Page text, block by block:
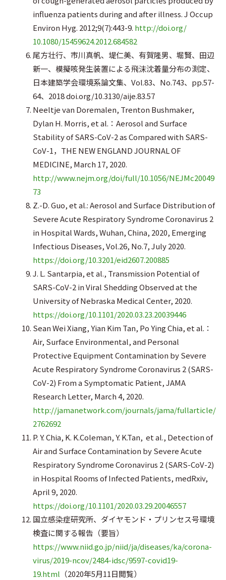
influenza patients during and after illness. J Occup
Environ Hyg. 2012;9(7):443-9. http://doi.org/
10.1080/15459624.2012.684582
尾方壮行、市川真帆、堤仁美、有賀隆男、堀賢、田辺
新一、模擬咳発生装置による飛沫沈着量分布の測定、
日本建築学会環境系論文集、Vol.83、No.743、pp.57-
64、2018 doi.org/10.3130/aije.83.57
Neeltje van Doremalen, Trenton Bushmaker,
Dylan H. Morris, et al.：Aerosol and Surface
Stability of SARS-CoV-2 as Compared with SARS-
CoV-1，THE NEW ENGLAND JOURNAL OF
MEDICINE, March 17, 2020.
http://www.nejm.org/doi/full/10.1056/NEJMc20049
73
Z.-D. Guo, et al.: Aerosol and Surface Distribution of
Severe Acute Respiratory Syndrome Coronavirus 2
in Hospital Wards, Wuhan, China, 2020, Emerging
Infectious Diseases, Vol.26, No.7, July 2020.
https://doi.org/10.3201/eid2607.200885
J. L. Santarpia, et al., Transmission Potential of
SARS-CoV-2 in Viral Shedding Observed at the
University of Nebraska Medical Center, 2020.
https://doi.org/10.1101/2020.03.23.20039446
Sean Wei Xiang, Yian Kim Tan, Po Ying Chia, et al.：
Air, Surface Environmental, and Personal
Protective Equipment Contamination by Severe
Acute Respiratory Syndrome Coronavirus 2 (SARS-
CoV-2) From a Symptomatic Patient, JAMA
Research Letter, March 4, 2020.
http://jamanetwork.com/journals/jama/fullarticle/
2762692
P. Y. Chia, K. K.Coleman, Y. K.Tan, et al., Detection of
Air and Surface Contamination by Severe Acute
Respiratory Syndrome Coronavirus 2 (SARS-CoV-2)
in Hospital Rooms of Infected Patients, medRxiv,
April 9, 2020.
https://doi.org/10.1101/2020.03.29.20046557
国立感染症研究所、ダイヤモンド・プリンセス号環境
検査に関する報告（要旨）
https://www.niid.go.jp/niid/ja/diseases/ka/corona-
virus/2019-ncov/2484-idsc/9597-covid19-
19.html （2020年5月11日閲覧）